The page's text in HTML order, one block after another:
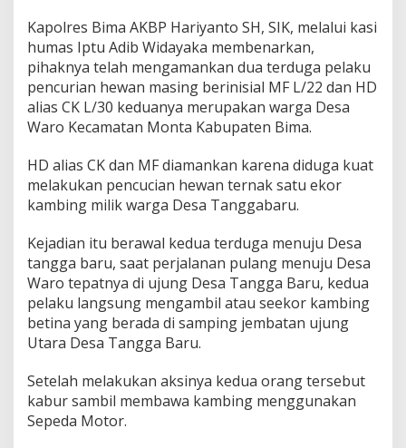
Kapolres Bima AKBP Hariyanto SH, SIK, melalui kasi
humas Iptu Adib Widayaka membenarkan,
pihaknya telah mengamankan dua terduga pelaku
pencurian hewan masing berinisial MF L/22 dan HD
alias CK L/30 keduanya merupakan warga Desa
Waro Kecamatan Monta Kabupaten Bima.
HD alias CK dan MF diamankan karena diduga kuat
melakukan pencucian hewan ternak satu ekor
kambing milik warga Desa Tanggabaru.
Kejadian itu berawal kedua terduga menuju Desa
tangga baru, saat perjalanan pulang menuju Desa
Waro tepatnya di ujung Desa Tangga Baru, kedua
pelaku langsung mengambil atau seekor kambing
betina yang berada di samping jembatan ujung
Utara Desa Tangga Baru.
Setelah melakukan aksinya kedua orang tersebut
kabur sambil membawa kambing menggunakan
Sepeda Motor.